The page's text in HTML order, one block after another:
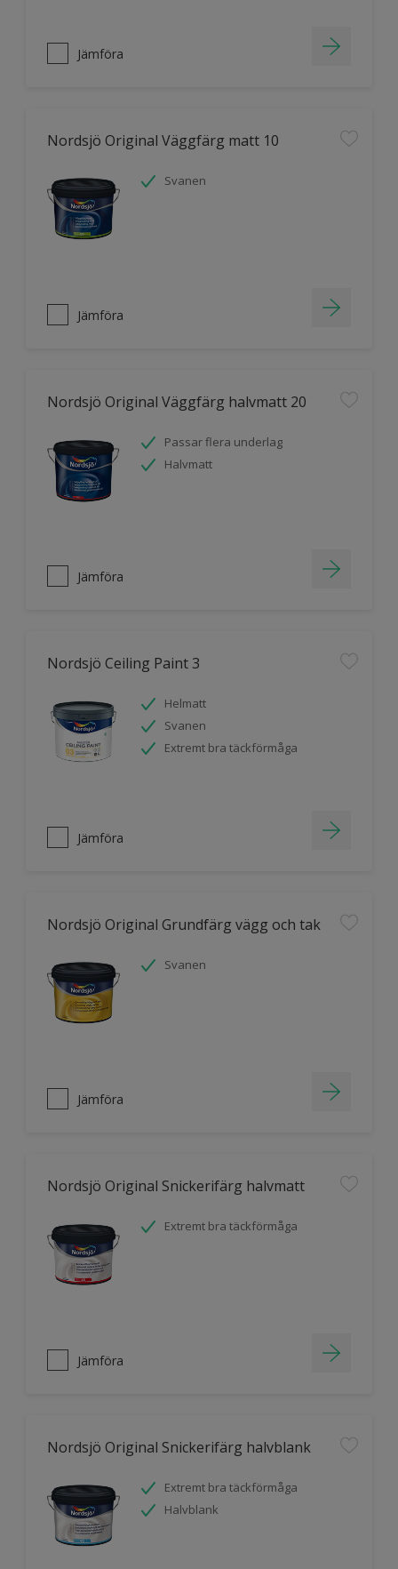
Jämföra
Nordsjö Original Väggfärg matt 10
Svanen
Jämföra
Nordsjö Original Väggfärg halvmatt 20
Passar flera underlag
Halvmatt
Jämföra
Nordsjö Ceiling Paint 3
Helmatt
Svanen
Extremt bra täckförmåga
Jämföra
Nordsjö Original Grundfärg vägg och tak
Svanen
Jämföra
Nordsjö Original Snickerifärg halvmatt
Extremt bra täckförmåga
Jämföra
Nordsjö Original Snickerifärg halvblank
Extremt bra täckförmåga
Halvblank